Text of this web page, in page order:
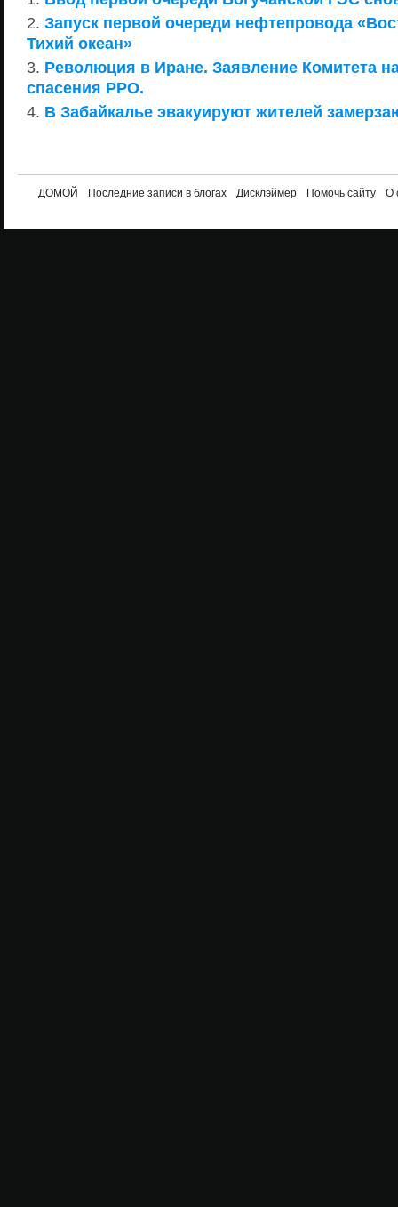
Запуск первой очереди нефтепровода
Тихий океан»
Революция в Иране. Заявление Комитета
спасения РРО.
В Забайкалье эвакуируют жителей
ДОМОЙ Последние записи в блогах Дисклэймер Помочь сайту О